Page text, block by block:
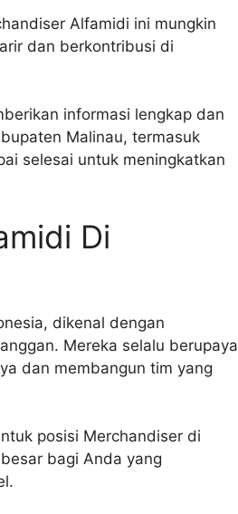
Alfamidi ini mungkin
dan berkontribusi di
informasi lengkap dan
Malinau, termasuk
selesai untuk meningkatkan
Di
dikenal dengan
Mereka selalu berupaya
dan membangun tim yang
posisi Merchandiser di
bagi Anda yang